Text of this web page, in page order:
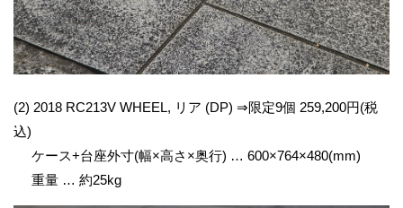
(2) 2018 RC213V WHEEL, リア (DP) ⇒限定9個 259,200円(税
込)
ケース+台座外寸(幅×高さ×奥行) … 600×764×480(mm)
重量 … 約25kg